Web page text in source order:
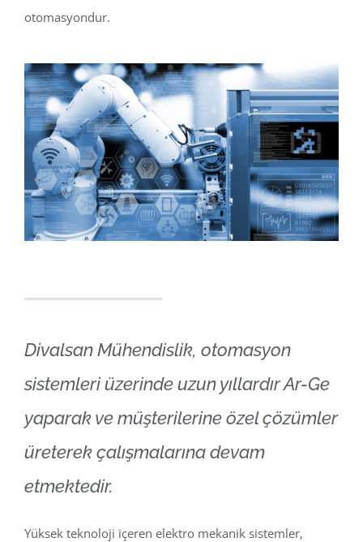
otomasyondur.
Divalsan Mühendislik, otomasyon
sistemleri üzerinde uzun yıllardır Ar-Ge
yaparak ve müşterilerine özel çözümler
üreterek çalışmalarına devam
etmektedir.
Yüksek teknoloji içeren elektro mekanik sistemler,